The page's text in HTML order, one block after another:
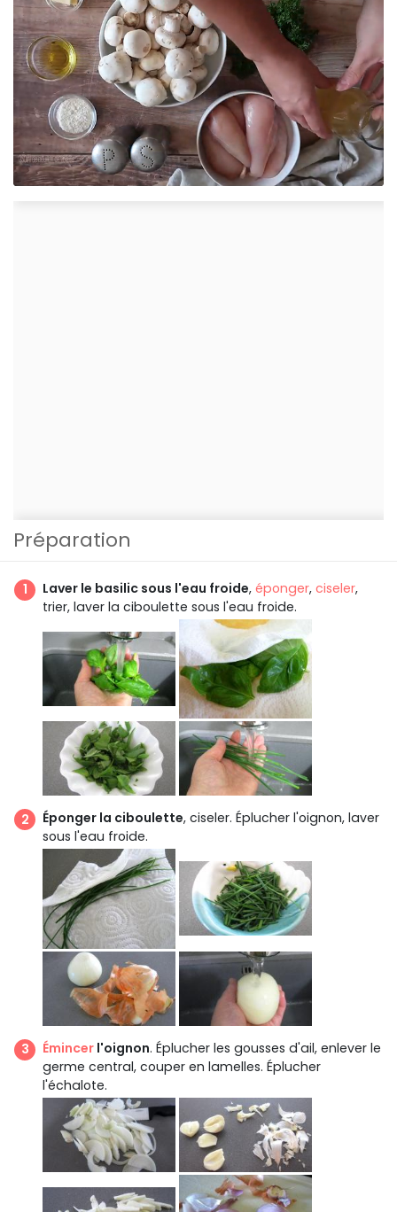
Préparation
Laver le basilic sous l'eau froide, éponger, ciseler,
trier, laver la ciboulette sous l'eau froide.
Éponger la ciboulette, ciseler. Éplucher l'oignon, laver
sous l'eau froide.
Émincer l'oignon. Éplucher les gousses d'ail, enlever le
germe central, couper en lamelles. Éplucher
l'échalote.